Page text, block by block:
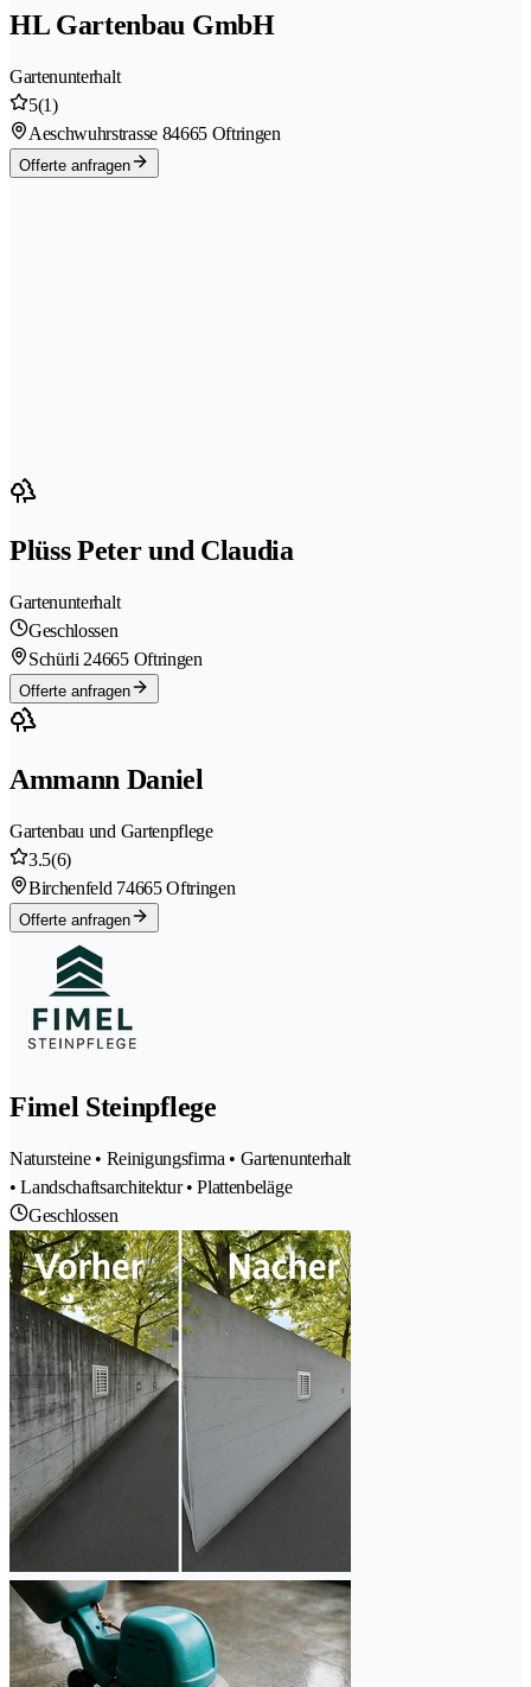
HL Gartenbau GmbH
Gartenunterhalt
5(1)
Aeschwuhrstrasse 84665 Oftringen
Offerte anfragen
Plüss Peter und Claudia
Gartenunterhalt
Geschlossen
Schürli 24665 Oftringen
Offerte anfragen
Ammann Daniel
Gartenbau und Gartenpflege
3.5(6)
Birchenfeld 74665 Oftringen
Offerte anfragen
Fimel Steinpflege
Natursteine • Reinigungsfirma • Gartenunterhalt
• Landschaftsarchitektur • Plattenbeläge
Geschlossen